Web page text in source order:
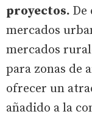
proyectos. De
mercados
mercados
para zonas de
ofrecer un
añadido a la